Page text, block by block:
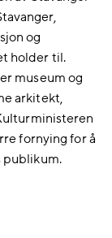
og
holder til.
museum og
arkitekt,
fornying for å
publikum.